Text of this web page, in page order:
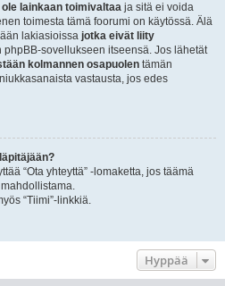
ole lainkaan toimivaltaa ja sitä ei voida
toimesta tämä foorumi on käytössä. Älä
lakiasioissa jotka eivät liity
sovellukseen itseensä. Jos lähetät
kolmannen osapuolen tämän
vastausta, jos edes
“Ota yhteyttä” -lomaketta, jos täämä
“Tiimi”-linkkiä.
Hyppää